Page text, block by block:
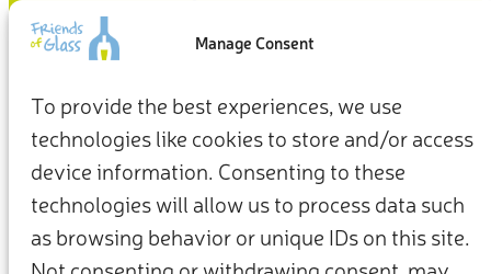
Manage Consent
To provide the best experiences, we use
technologies like cookies to store and/or access
device information. Consenting to these
technologies will allow us to process data such
as browsing behavior or unique IDs on this site.
impatto
Dal modo in cui viviamo in casa al modo in cui ci
quotidiane possono essere il punto di partenza per un
futuro più sostenibile.
Fai la tua parte ora